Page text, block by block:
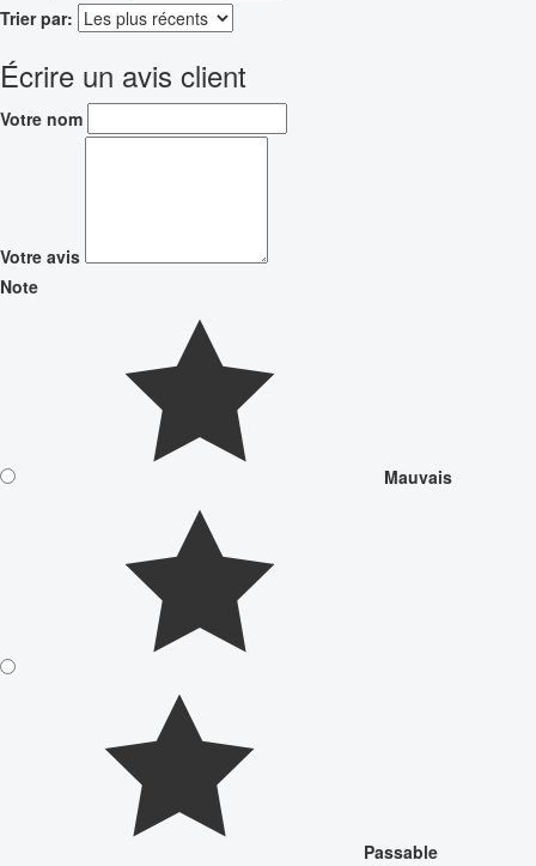
Trier par:
Écrire un avis client
Votre nom
Votre avis
Note
Mauvais
Passable